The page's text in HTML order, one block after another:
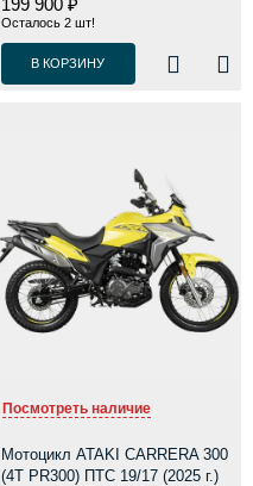
199 900 ₽
Осталось 2 шт!
В КОРЗИНУ
Посмотреть наличие
Мотоцикл ATAKI CARRERA 300
(4T PR300) ПТС 19/17 (2025 г.)